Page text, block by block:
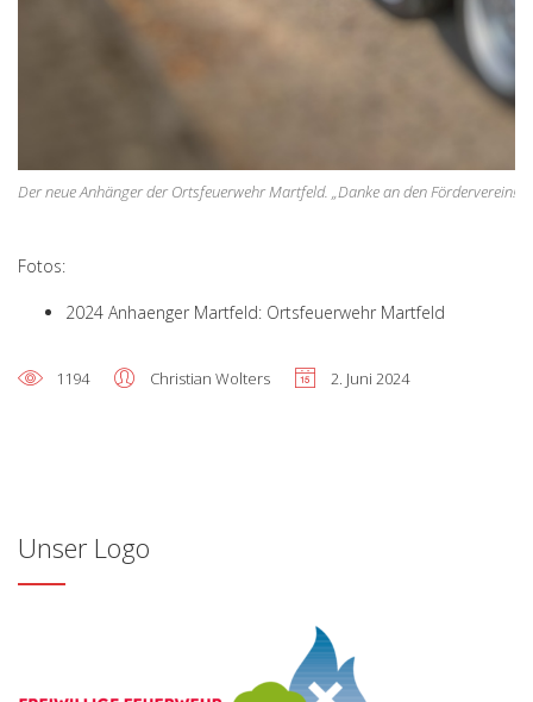
Der neue Anhänger der Ortsfeuerwehr Martfeld. „Danke an den Förderverein!“
Fotos:
2024 Anhaenger Martfeld: Ortsfeuerwehr Martfeld
1194 Christian Wolters 2. Juni 2024
Unser Logo